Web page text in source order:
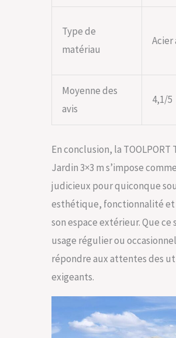
Type de
matériau
Acier
Moyenne des
avis
4,1/5
En conclusion, la TOOLPORT
Jardin 3×3 m s’impose
judicieux pour quiconque
esthétique, fonctionnalité
son espace extérieur. Que ce
usage régulier ou
répondre aux attentes des
exigeants.